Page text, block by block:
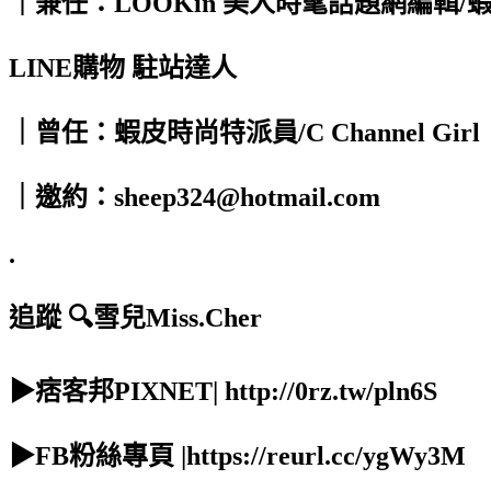
LINE購物 駐站達人
｜曾任：蝦皮時尚特派員/C Channel Girl
｜邀約：sheep324@hotmail.com
.
追蹤 🔍雪兒Miss.Cher
▶痞客邦PIXNET| http://0rz.tw/pln6S
▶FB粉絲專頁 |https://reurl.cc/ygWy3M